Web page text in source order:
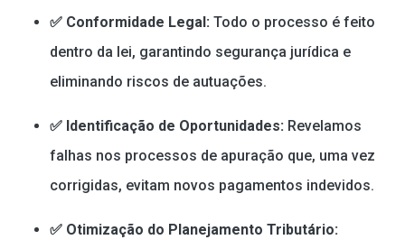
✅ Conformidade Legal: Todo o processo é feito
dentro da lei, garantindo segurança jurídica e
eliminando riscos de autuações.
✅ Identificação de Oportunidades: Revelamos
falhas nos processos de apuração que, uma vez
corrigidas, evitam novos pagamentos indevidos.
✅ Otimização do Planejamento Tributário: